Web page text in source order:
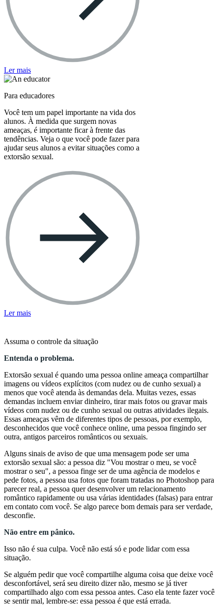
Ler mais
Para educadores
Você tem um papel importante na vida dos
alunos. À medida que surgem novas
ameaças, é importante ficar à frente das
tendências. Veja o que você pode fazer para
ajudar seus alunos a evitar situações como a
extorsão sexual.
Ler mais
Assuma o controle da situação
Entenda o problema.
Extorsão sexual é quando uma pessoa online ameaça compartilhar
imagens ou vídeos explícitos (com nudez ou de cunho sexual) a
menos que você atenda às demandas dela. Muitas vezes, essas
demandas incluem enviar dinheiro, tirar mais fotos ou gravar mais
vídeos com nudez ou de cunho sexual ou outras atividades ilegais.
Essas ameaças vêm de diferentes tipos de pessoas, por exemplo,
desconhecidos que você conhece online, uma pessoa fingindo ser
outra, antigos parceiros românticos ou sexuais.
Alguns sinais de aviso de que uma mensagem pode ser uma
extorsão sexual são: a pessoa diz "Vou mostrar o meu, se você
mostrar o seu", a pessoa finge ser de uma agência de modelos e
pede fotos, a pessoa usa fotos que foram tratadas no Photoshop para
parecer real, a pessoa quer desenvolver um relacionamento
romântico rapidamente ou usa várias identidades (falsas) para entrar
em contato com você. Se algo parece bom demais para ser verdade,
desconfie.
Não entre em pânico.
Isso não é sua culpa. Você não está só e pode lidar com essa
situação.
Se alguém pedir que você compartilhe alguma coisa que deixe você
desconfortável, será seu direito dizer não, mesmo se já tiver
compartilhado algo com essa pessoa antes. Caso ela tente fazer você
se sentir mal, lembre-se: essa pessoa é que está errada.